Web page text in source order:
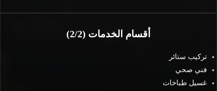
أقسام الخدمات (2/2)
تركيب ستائر
فني صحي
غسيل طباخات